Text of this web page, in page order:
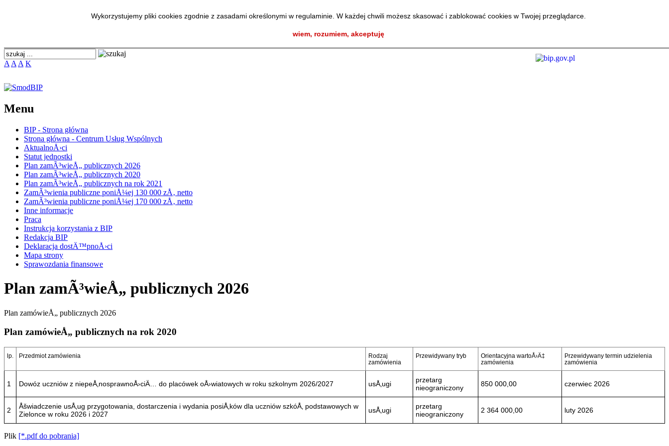
Wykorzystujemy pliki cookies zgodnie z zasadami określonymi w regulaminie. W każdej chwili możesz skasować i zablokować cookies w Twojej przeglądarce.
wiem, rozumiem, akceptuję
A A A K
Menu
BIP - Strona główna
Strona główna - Centrum Usług Wspólnych
AktualnoÅ›ci
Statut jednostki
Plan zamÃ³wieÅ„ publicznych 2026
Plan zamÃ³wieÅ„ publicznych 2020
Plan zamÃ³wieÅ„ publicznych na rok 2021
ZamÃ³wienia publiczne poniÅ¼ej 130 000 zÅ‚ netto
ZamÃ³wienia publiczne poniÅ¼ej 170 000 zÅ‚ netto
Inne informacje
Praca
Instrukcja korzystania z BIP
Redakcja BIP
Deklaracja dostÄ™pnoÅ›ci
Mapa strony
Sprawozdania finansowe
Plan zamÃ³wieÅ„ publicznych 2026
Plan zamówieÅ„ publicznych 2026
Plan zamówieÅ„ publicznych na rok 2020
lp. Przedmiot zamówienia
Rodzaj
zamówienia
Przewidywany tryb
Orientacyjna wartoÅ›Ä‡
zamówienia
Przewidywany termin udzielenia
zamówienia
1 Dowóz uczniów z niepeÅ‚nosprawnoÅ›ciÄ… do placówek oÅ›wiatowych w roku szkolnym 2026/2027 usÅ‚ugi
przetarg
nieograniczony
850 000,00 czerwiec 2026
2
Åšwiadczenie usÅ‚ug przygotowania, dostarczenia i wydania posiÅ‚ków dla uczniów szkóÅ‚ podstawowych w
Zielonce w roku 2026 i 2027
usÅ‚ugi
przetarg
nieograniczony
2 364 000,00 luty 2026
Plik [*.pdf do pobrania]